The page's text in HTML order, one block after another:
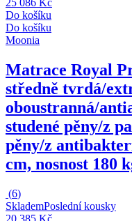
25 086 Kč
Do košíku
Do košíku
Moonia
Matrace Royal
středně tvrdá/
oboustranná/
studené pěny/z
pěny/z
cm, nosnost 180
(6)
SklademPoslední kousky
20 385 Kč